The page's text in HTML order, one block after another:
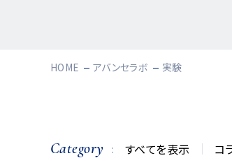
HOME アバンセラボ 実験
Category すべてを表示 コ